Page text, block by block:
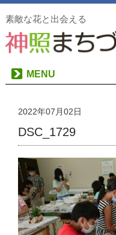
素敵な花と出会える
MENU
2022年07月02日
DSC_1729